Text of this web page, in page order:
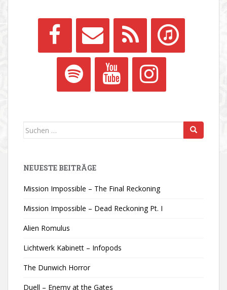
Suchen
NEUESTE BEITRÄGE
Mission Impossible – The Final Reckoning
Mission Impossible – Dead Reckoning Pt. I
Alien Romulus
Lichtwerk Kabinett – Infopods
The Dunwich Horror
Duell – Enemy at the Gates